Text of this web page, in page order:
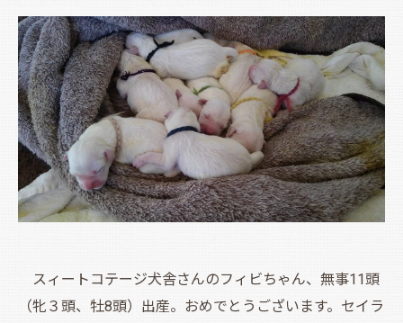
スィートコテージ犬舎さんのフィビちゃん、無事11頭
（牝３頭、牡8頭）出産。おめでとうございます。セイラ